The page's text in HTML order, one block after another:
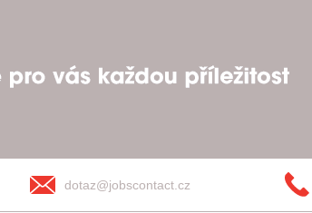
dotaz@jobscontact.cz